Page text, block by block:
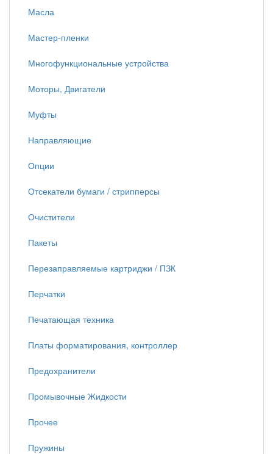
Масла
Мастер-пленки
Многофункциональные устройства
Моторы, Двигатели
Муфты
Направляющие
Опции
Отсекатели бумаги / стрипперсы
Очистители
Пакеты
Перезаправляемые картриджи / ПЗК
Перчатки
Печатающая техника
Платы форматирования, контроллер
Предохранители
Промывочные Жидкости
Прочее
Пружины